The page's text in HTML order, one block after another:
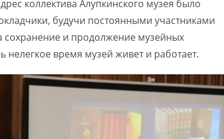
коллектива Алупкинского музея было
будучи постоянными участниками
сохранение и продолжение музейных
время музей живет и работает.